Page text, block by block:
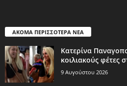
ΑΚΟΜΑ ΠΕΡΙΣΣΟΤΕΡΑ ΝΕΑ
Κατερίνα
κοιλιακούς φέτες
9 Αυγούστου 2026